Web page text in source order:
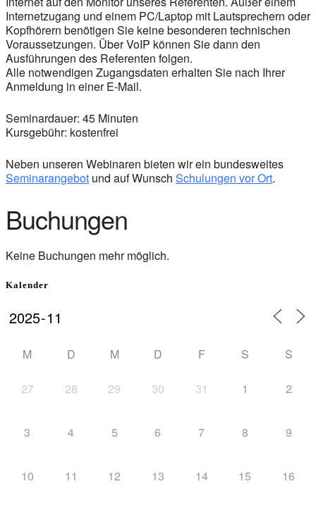
Internetzugang und einem PC/Laptop mit Lautsprechern oder
Kopfhörern benötigen Sie keine besonderen technischen
Voraussetzungen. Über VoIP können Sie dann den
Ausführungen des Referenten folgen.
Alle notwendigen Zugangsdaten erhalten Sie nach Ihrer
Anmeldung in einer E-Mail.
Seminardauer: 45 Minuten
Kursgebühr: kostenfrei
Neben unseren Webinaren bieten wir ein bundesweites
Seminarangebot und auf Wunsch Schulungen vor Ort.
Buchungen
Keine Buchungen mehr möglich.
Kalender
M D M D F S S
27 28 29 30 31 1 2
3 4 5 6 7 8 9
10 11 12 13 14 15 16